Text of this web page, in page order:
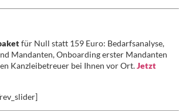
für Null statt 159 Euro: Bedarfsanalyse,
Mandanten, Onboarding erster Mandanten
Kanzleibetreuer bei Ihnen vor Ort.Jetzt